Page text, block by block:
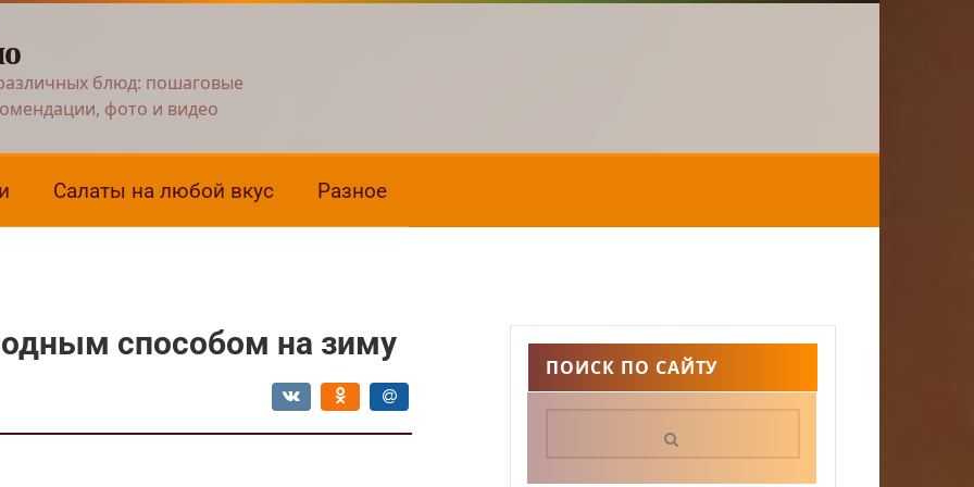
блюд: пошаговые
фото и видео
Салаты на любой вкус Разное
способом на зиму
ПОИСК ПО САЙТУ